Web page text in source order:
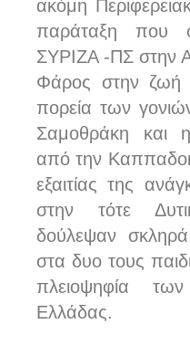
ακόμη
παράταξη που
ΣΥΡΙΖΑ -ΠΣ στην
Φάρος στην ζωή
πορεία των
Σαμοθράκη και
από την
εξαιτίας της
στην τότε
δούλεψαν
στα δυο τους
πλειοψηφία
Ελλάδας.